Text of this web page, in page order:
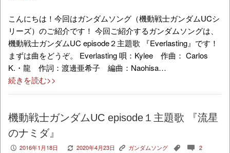
こんにちは！今回はガンダムソング（機動戦士ガンダムUCシ
リーズ）のご紹介です！ 今回ご紹介するガンダムソングは、
機動戦士ガンダムUC episode２主題歌 『Everlasting』です！
まずは曲をどうぞ。 Everlasting 唄：Kylee 作曲： Carlos
K.・龍 作詞：渡邊亜希子 編曲：Naohisa…
続きを読む>>
機動戦士ガンダムUC episode１主題歌 『流星
のナミダ』
P 2016年1月18日 V 2020年4月23日 K ガンダムソング , c 2